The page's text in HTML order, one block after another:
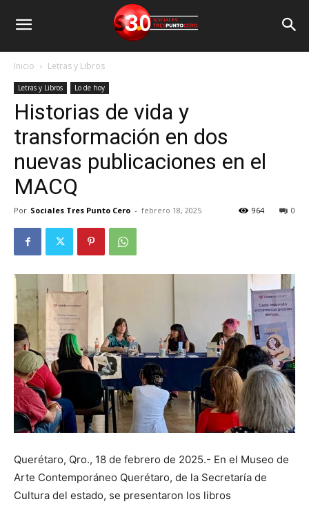
Inicio Letras y Libros
Letras y Libros Lo de hoy
Historias de vida y
transformación en dos
nuevas publicaciones en el
MACQ
Por Sociales Tres Punto Cero - febrero 18, 2025 0
964
Querétaro, Qro., 18 de febrero de 2025.- En el Museo de
Arte Contemporáneo Querétaro, de la Secretaría de
Cultura del estado, se presentaron los libros